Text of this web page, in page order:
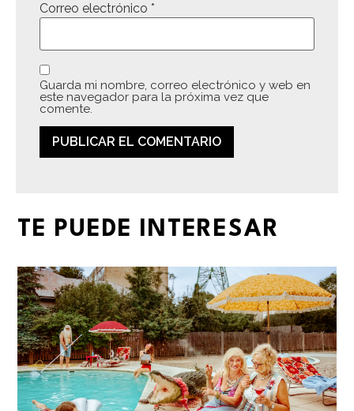
Correo electrónico *
Guarda mi nombre, correo electrónico y web en
este navegador para la próxima vez que
comente.
TE PUEDE INTERESAR